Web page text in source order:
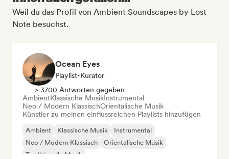
Weil du das Profil von Ambient Soundscapes by Lost
Note besuchst.
Ocean Eyes
Playlist-Kurator
> 3700 Antworten gegeben
AmbientKlassische MusikInstrumental
Neo / Modern KlassischOrientalische Musik
Künstler zu meinen einflussreichen Playlists hinzufügen
Ambient Klassische Musik
Instrumental
Neo / Modern Klassisch
Orientalische Musik
Traditionelle Musik